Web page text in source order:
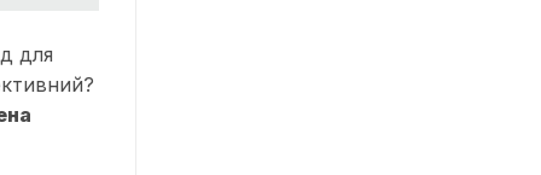
для